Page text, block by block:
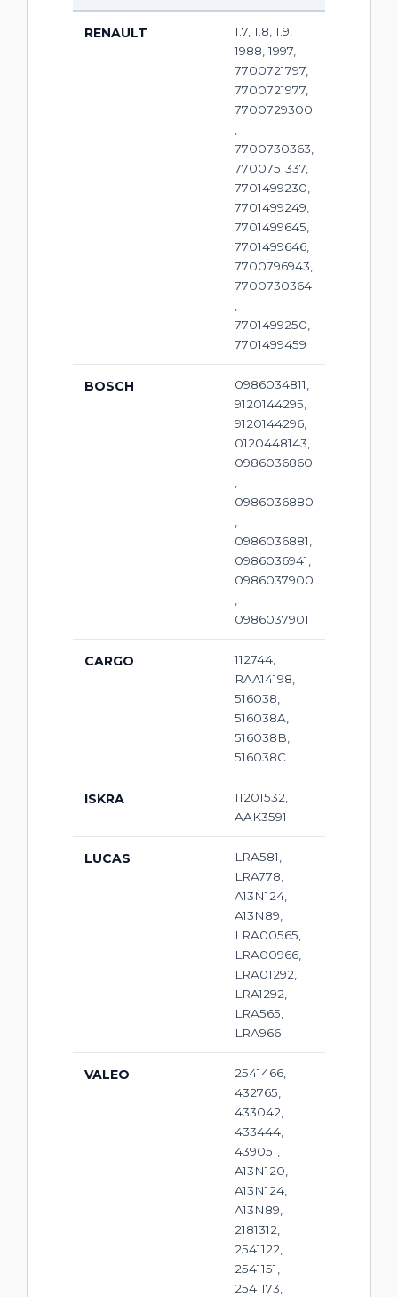
RENAULT
1.7, 1.8, 1.9,
1988, 1997,
7700721797,
7700721977,
7700729300
7700730363,
7700751337,
7701499230,
7701499249,
7701499645,
7701499646,
7700796943,
7700730364
7701499250,
7701499459
BOSCH
0986034811,
9120144295,
9120144296,
0120448143,
0986036860
0986036880
0986036881,
0986036941,
0986037900
0986037901
CARGO
112744,
RAA14198,
516038,
516038A,
516038B,
516038C
ISKRA
11201532,
AAK3591
LUCAS
LRA581,
LRA778,
A13N124,
A13N89,
LRA00565,
LRA00966,
LRA01292,
LRA1292,
LRA565,
LRA966
VALEO
2541466,
432765,
433042,
433444,
439051,
A13N120,
A13N124,
A13N89,
2181312,
2541122,
2541151,
2541173,